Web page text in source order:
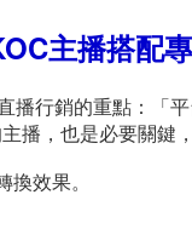
主播搭配
播行銷的重點：「
播，也是必要關鍵
效果。